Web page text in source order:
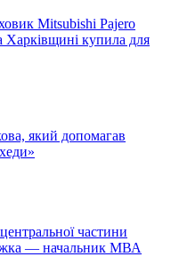
Mitsubishi Pajero
Харківщині купила для
який допомагав
частини
— начальник МВА